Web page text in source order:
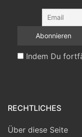
Indem Du
RECHTLICHES
Über diese Seite